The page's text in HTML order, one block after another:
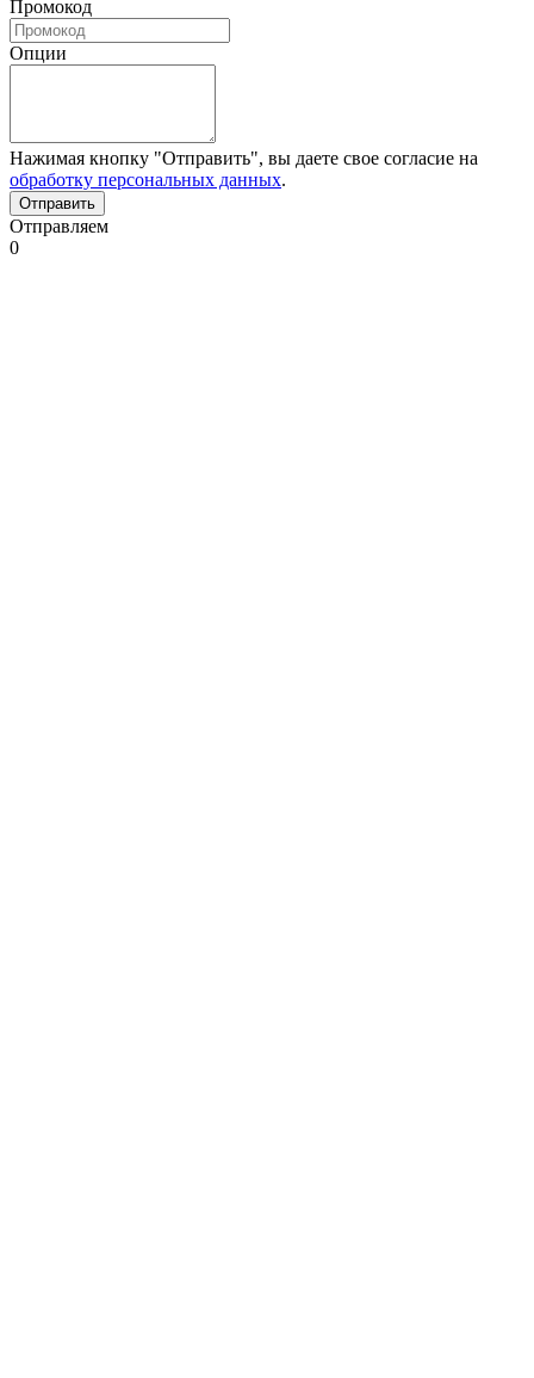
Промокод
Опции
Нажимая кнопку "Отправить", вы даете свое согласие на
обработку персональных данных.
Отправляем
0